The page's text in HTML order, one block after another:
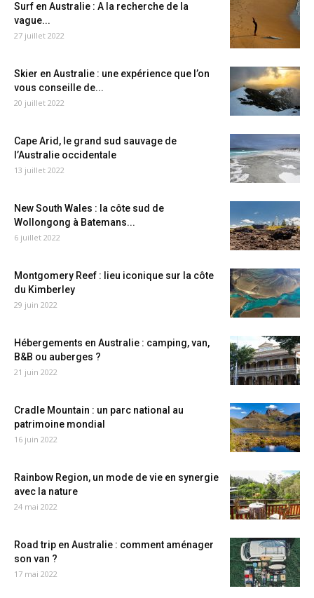
Surf en Australie : A la recherche de la
vague...
27 juillet 2022
Skier en Australie : une expérience que l’on
vous conseille de...
20 juillet 2022
Cape Arid, le grand sud sauvage de
l’Australie occidentale
13 juillet 2022
New South Wales : la côte sud de
Wollongong à Batemans...
6 juillet 2022
Montgomery Reef : lieu iconique sur la côte
du Kimberley
29 juin 2022
Hébergements en Australie : camping, van,
B&B ou auberges ?
21 juin 2022
Cradle Mountain : un parc national au
patrimoine mondial
16 juin 2022
Rainbow Region, un mode de vie en synergie
avec la nature
24 mai 2022
Road trip en Australie : comment aménager
son van ?
17 mai 2022